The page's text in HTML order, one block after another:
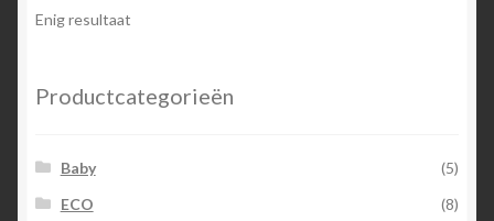
productpagina
Enig resultaat
Productcategorieën
Baby
(5)
ECO
(8)